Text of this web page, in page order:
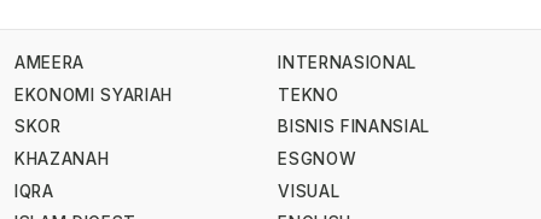
AMEERA
EKONOMI SYARIAH
SKOR
KHAZANAH
IQRA
INTERNASIONAL
TEKNO
BISNIS FINANSIAL
ESGNOW
VISUAL